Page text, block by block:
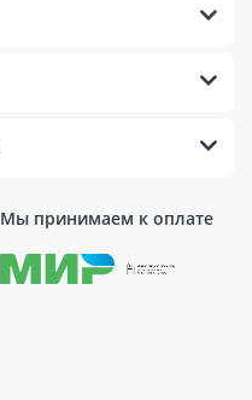
Мы принимаем к оплате